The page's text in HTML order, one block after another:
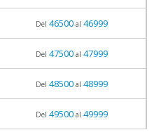
Del 46500al 46999
Del 47500al 47999
Del 48500al 48999
Del 49500al 49999